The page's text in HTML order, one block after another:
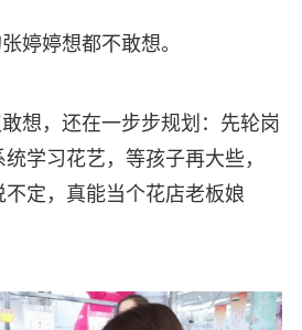
婷婷想都不敢想。
想，还在一步步规划：先轮岗
学习花艺，等孩子再大些，
定，真能当个花店老板娘